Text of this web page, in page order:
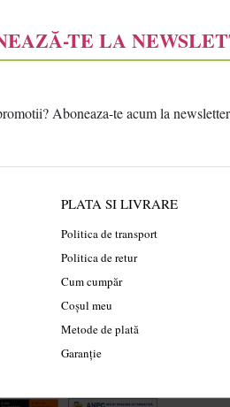
TE LA
Aboneaza-te acum la
PLATA SI LIVRARE
Politica de transport
Politica de retur
Cum cumpăr
Coșul meu
Metode de plată
Garanție